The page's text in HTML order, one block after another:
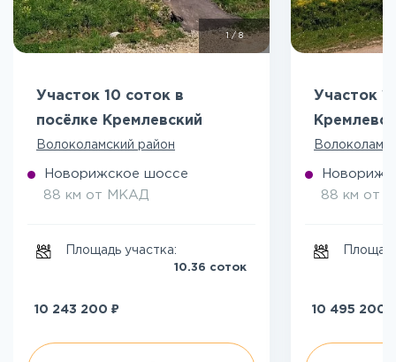
1/8
Участок 10 соток в
посёлке Кремлевский
Волоколамский район
Новорижское шоссе
88 км от МКАД
Площадь участка:
10.36 соток
10 243 200 ₽
Участок
88 км от
10 495 200